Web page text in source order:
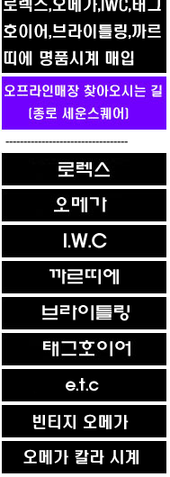
----------------------------------